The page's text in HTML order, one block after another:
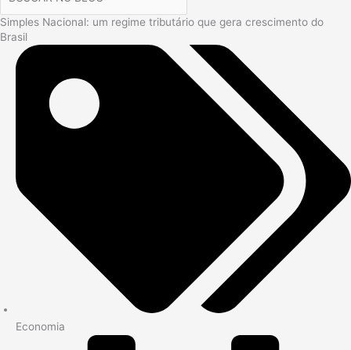
Simples Nacional: um regime tributário que gera crescimento do
Brasil
Economia